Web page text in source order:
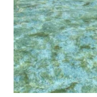
efficacement
contre
les
algues
piscine